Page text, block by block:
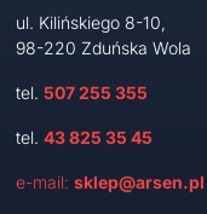
ul. Kilińskiego 8-10,
98-220 Zduńska Wola
tel.507 255 355
tel.43 825 35 45
e-mail:sklep@arsen.pl